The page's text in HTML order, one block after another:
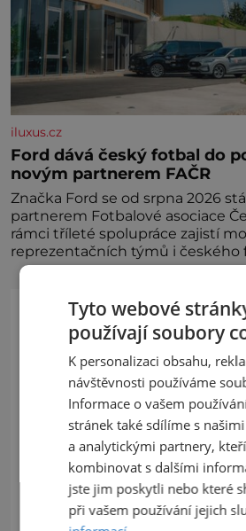
iluxus.cz
Ford dává český fotbal do
novým partnerem FAČR
Značka Ford se od srpna 2026
partnerem Fotbalové asociace
rámci tříleté spolupráce zajistí
reprezentačních týmů i českého
Partner
Tyto webové
používají soubory
K personalizaci obsahu,
návštěvnosti používáme
Informace o vašem
stránek také sdílíme s
a analytickými partnery,
kombinovat s dalšími
jste jim poskytli nebo které
při vašem používání jejich